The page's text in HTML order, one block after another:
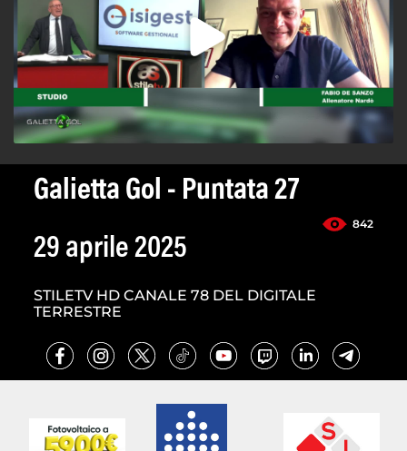
Galietta Gol - Puntata 27
842
29 aprile 2025
STILETV HD CANALE 78 DEL DIGITALE
TERRESTRE